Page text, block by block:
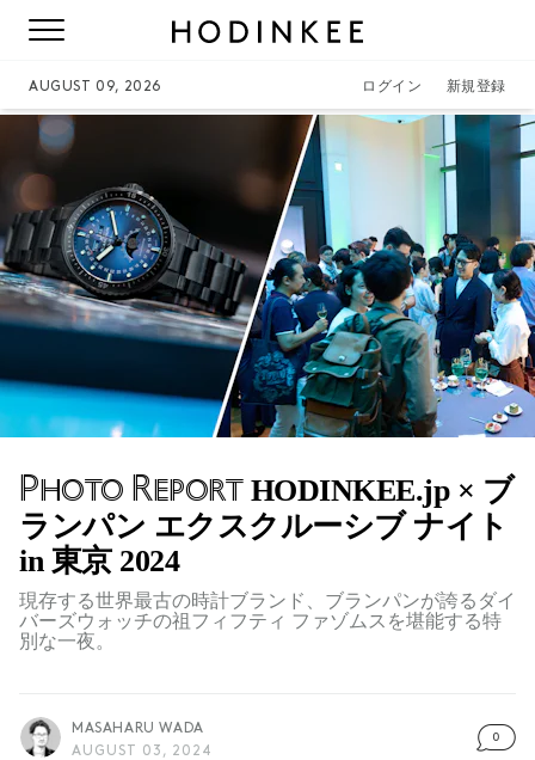
AUGUST 09, 2026 ログイン 新規登録
Photo ReportHODINKEE.jp × ブ
ランパン エクスクルーシブ ナイト
in 東京 2024
現存する世界最古の時計ブランド、ブランパンが誇るダイ
バーズウォッチの祖フィフティ ファゾムスを堪能する特
別な一夜。
MASAHARU WADA
AUGUST 03, 2024
0